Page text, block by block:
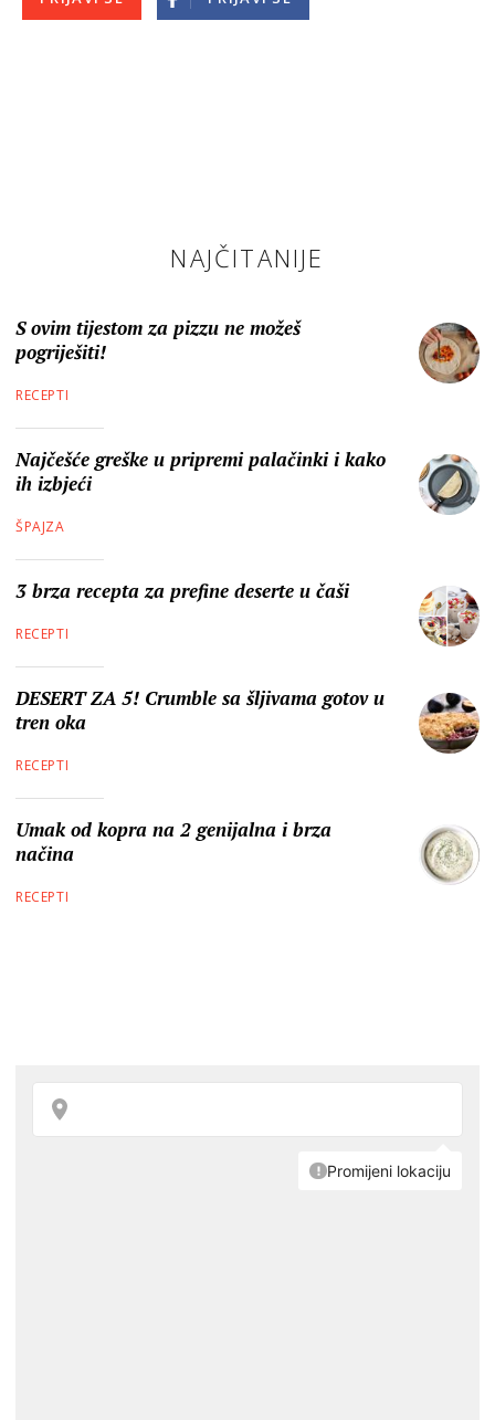
NAJČITANIJE
S ovim tijestom za pizzu ne možeš
pogriješiti!
RECEPTI
Najčešće greške u pripremi palačinki i kako
ih izbjeći
ŠPAJZA
3 brza recepta za prefine deserte u čaši
RECEPTI
DESERT ZA 5! Crumble sa šljivama gotov u
tren oka
RECEPTI
Umak od kopra na 2 genijalna i brza
načina
RECEPTI